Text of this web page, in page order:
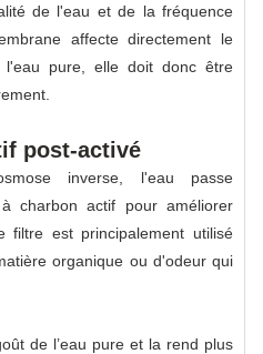
de l'eau et de la fréquence
affecte directement le
pure, elle doit donc être
post-activé
inverse, l'eau passe
charbon actif pour améliorer
est principalement utilisé
organique ou d'odeur qui
de l’eau pure et la rend plus